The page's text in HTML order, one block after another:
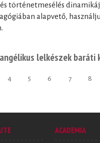
történetmesélés
alapvető,
lelkészek
4 5 6 7 8
ACADEMIA